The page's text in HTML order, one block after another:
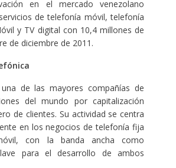
en el mercado venezolano
de telefonía móvil, telefonía
y TV digital con 10,4 millones de
de diciembre de 2011.
de las mayores compañías de
del mundo por capitalización
de clientes. Su actividad se centra
en los negocios de telefonía fija
con la banda ancha como
para el desarrollo de ambos